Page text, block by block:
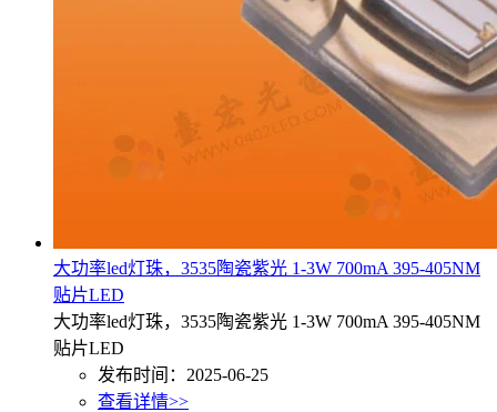
大功率led灯珠，3535陶瓷紫光 1-3W 700mA 395-405NM
贴片LED
大功率led灯珠，3535陶瓷紫光 1-3W 700mA 395-405NM
贴片LED
发布时间：2025-06-25
查看详情>>